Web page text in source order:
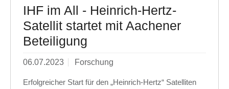
IHF im All - Heinrich-Hertz-
Satellit startet mit Aachener
Beteiligung
06.07.2023 Forschung
Erfolgreicher Start für den „Heinrich-Hertz“ Satelliten